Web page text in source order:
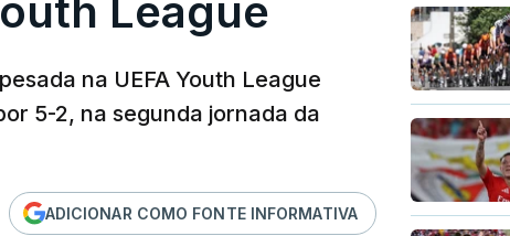
League
na UEFA Youth League
5-2, na segunda jornada da
ADICIONAR COMO FONTE INFORMATIVA